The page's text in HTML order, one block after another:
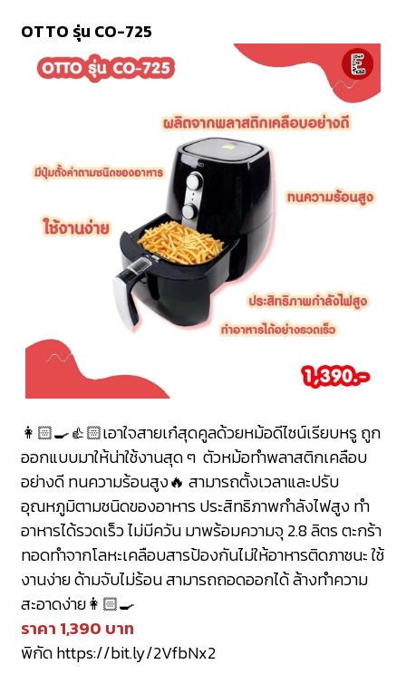
OTTO รุ่น CO-725
👩🏻‍🍳👍🏻เอาใจสายเก๋สุดคูลด้วยหม้อดีไซน์เรียบหรู ถูก
ออกแบบมาให้น่าใช้งานสุด ๆ ตัวหม้อทำพลาสติกเคลือบ
อย่างดี ทนความร้อนสูง🔥 สามารถตั้งเวลาและปรับ
อุณหภูมิตามชนิดของอาหาร ประสิทธิภาพกำลังไฟสูง ทำ
อาหารได้รวดเร็ว ไม่มีควัน มาพร้อมความจุ 2.8 ลิตร ตะกร้า
ทอดทำจากโลหะเคลือบสารป้องกันไม่ให้อาหารติดภาชนะ ใช้
งานง่าย ด้ามจับไม่ร้อน สามารถถอดออกได้ ล้างทำความ
สะอาดง่าย👩🏻‍🍳
ราคา 1,390 บาท
พิกัดhttps://bit.ly/2VfbNx2